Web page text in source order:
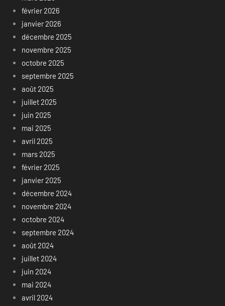
février 2026
janvier 2026
décembre 2025
novembre 2025
octobre 2025
septembre 2025
août 2025
juillet 2025
juin 2025
mai 2025
avril 2025
mars 2025
février 2025
janvier 2025
décembre 2024
novembre 2024
octobre 2024
septembre 2024
août 2024
juillet 2024
juin 2024
mai 2024
avril 2024